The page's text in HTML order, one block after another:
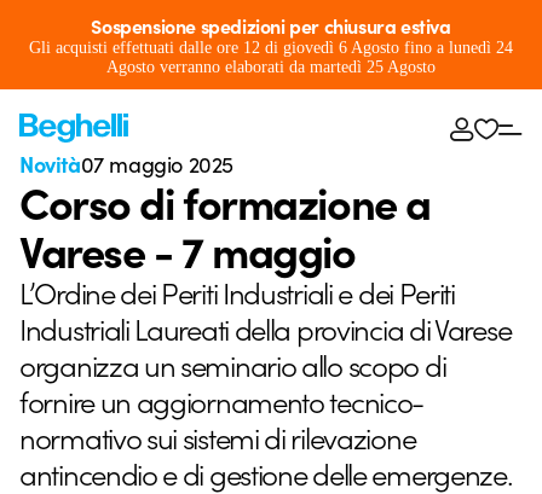
Sospensione spedizioni per chiusura estiva
Gli acquisti effettuati dalle ore 12 di giovedì 6 Agosto fino a lunedì 24
Agosto verranno elaborati da martedì 25 Agosto
Novità07 maggio 2025
Corso di formazione a
Varese - 7 maggio
L’Ordine dei Periti Industriali e dei Periti
Industriali Laureati della provincia di Varese
organizza un seminario allo scopo di
fornire un aggiornamento tecnico-
normativo sui sistemi di rilevazione
antincendio e di gestione delle emergenze.